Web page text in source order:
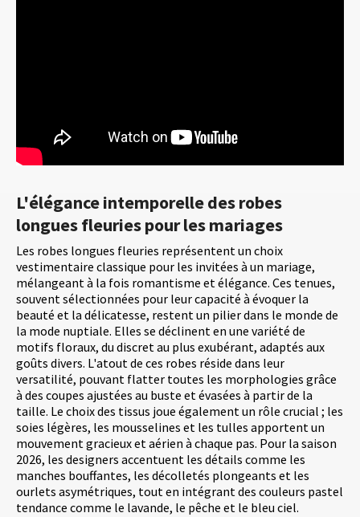
L'élégance intemporelle des robes
longues fleuries pour les mariages
Les robes longues fleuries représentent un choix
vestimentaire classique pour les invitées à un mariage,
mélangeant à la fois romantisme et élégance. Ces tenues,
souvent sélectionnées pour leur capacité à évoquer la
beauté et la délicatesse, restent un pilier dans le monde de
la mode nuptiale. Elles se déclinent en une variété de
motifs floraux, du discret au plus exubérant, adaptés aux
goûts divers. L'atout de ces robes réside dans leur
versatilité, pouvant flatter toutes les morphologies grâce
à des coupes ajustées au buste et évasées à partir de la
taille. Le choix des tissus joue également un rôle crucial ; les
soies légères, les mousselines et les tulles apportent un
mouvement gracieux et aérien à chaque pas. Pour la saison
2026, les designers accentuent les détails comme les
manches bouffantes, les décolletés plongeants et les
ourlets asymétriques, tout en intégrant des couleurs pastel
tendance comme le lavande, le pêche et le bleu ciel.